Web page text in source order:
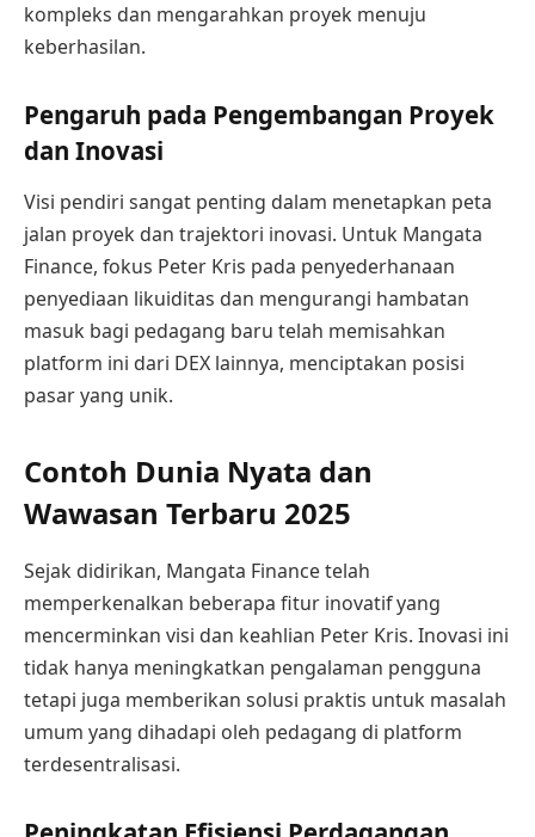
kompleks dan mengarahkan proyek menuju
keberhasilan.
Pengaruh pada Pengembangan Proyek
dan Inovasi
Visi pendiri sangat penting dalam menetapkan peta
jalan proyek dan trajektori inovasi. Untuk Mangata
Finance, fokus Peter Kris pada penyederhanaan
penyediaan likuiditas dan mengurangi hambatan
masuk bagi pedagang baru telah memisahkan
platform ini dari DEX lainnya, menciptakan posisi
pasar yang unik.
Contoh Dunia Nyata dan
Wawasan Terbaru 2025
Sejak didirikan, Mangata Finance telah
memperkenalkan beberapa fitur inovatif yang
mencerminkan visi dan keahlian Peter Kris. Inovasi ini
tidak hanya meningkatkan pengalaman pengguna
tetapi juga memberikan solusi praktis untuk masalah
umum yang dihadapi oleh pedagang di platform
terdesentralisasi.